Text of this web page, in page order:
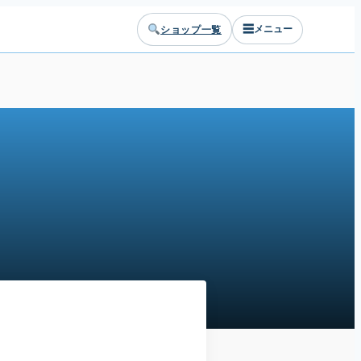
ショップ一覧 ☰メニュー